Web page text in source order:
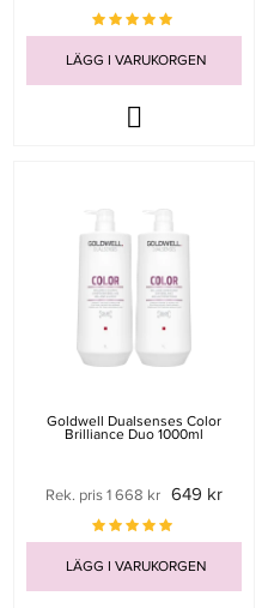
LÄGG I VARUKORGEN
Goldwell Dualsenses Color
Brilliance Duo 1000ml
Rek. pris 1 668 kr 649 kr
LÄGG I VARUKORGEN